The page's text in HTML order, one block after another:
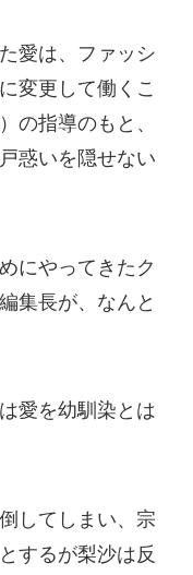
愛は、ファッシ
変更して働くこ
の指導のもと、
惑いを隠せない
にやってきたク
集長が、なんと
愛を幼馴染とは
してしまい、宗
するが梨沙は反